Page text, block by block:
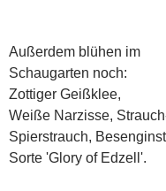
Außerdem blühen im
Schaugarten noch:
Zottiger Geißklee,
Weiße Narzisse,
Spierstrauch,
Sorte 'Glory of Edzell'.